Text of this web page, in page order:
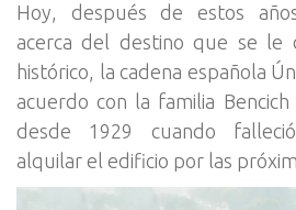
Hoy, después de estos
acerca del destino que se le
histórico, la cadena española
acuerdo con la familia
desde 1929 cuando
alquilar el edificio por las